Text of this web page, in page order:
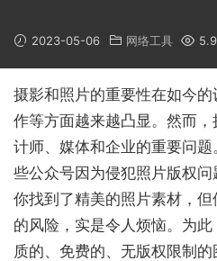
2023-05-06 网络工具
摄影和照片的重要性在如今
作等方面越来越凸显。然而
计师、媒体和企业的重要问
些公众号因为侵犯照片版权
你找到了精美的照片素材，
的风险，实是令人烦恼。为
质的、免费的、无版权限制